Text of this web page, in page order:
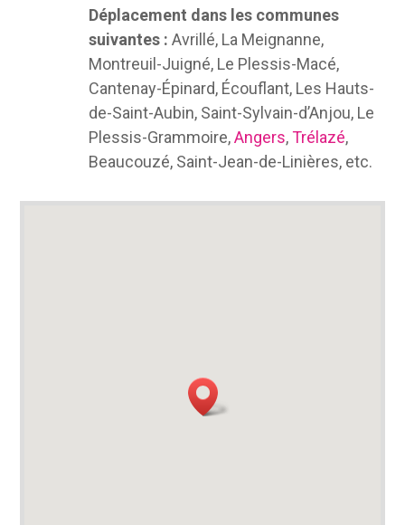
Déplacement dans les communes
suivantes : Avrillé, La Meignanne,
Montreuil-Juigné, Le Plessis-Macé,
Cantenay-Épinard, Écouflant, Les Hauts-
de-Saint-Aubin, Saint-Sylvain-d’Anjou, Le
Plessis-Grammoire,Angers,Trélazé,
Beaucouzé, Saint-Jean-de-Linières, etc.